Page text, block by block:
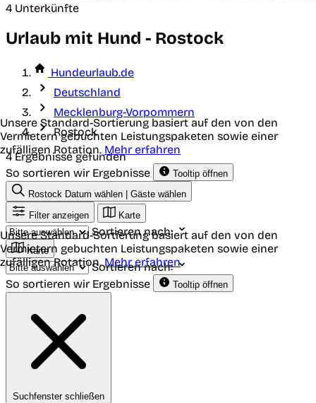
4 Unterkünfte
Urlaub mit Hund - Rostock
Hundeurlaub.de
Deutschland
Mecklenburg-Vorpommern
Rostock
4 Ergebnisse gefunden
So sortieren wir Ergebnisse
Tooltip öffnen
Unsere Standard-Sortierung basiert auf den von den
Vermietern gebuchten Leistungspaketen sowie einer
zufälligen Rotation. Mehr erfahren
Rostock Datum wählen | Gäste wählen
Filter anzeigen
Karte
Sortieren nach:
Karte
Sortieren nach:
So sortieren wir Ergebnisse
Tooltip öffnen
Unsere Standard-Sortierung basiert auf den von den
Vermietern gebuchten Leistungspaketen sowie einer
zufälligen Rotation.Mehr erfahren
Suchfenster schließen